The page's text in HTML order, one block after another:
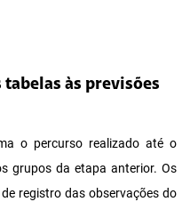
tabelas às previsões
o percurso realizado até o
grupos da etapa anterior. Os
registro das observações do